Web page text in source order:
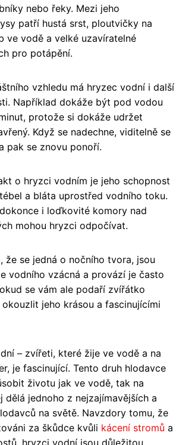
nebo řeky. Mezi jeho
patří hustá srst, ploutvičky na
ve vodě a velké uzavíratelné
pro potápění.
vzhledu má hryzec vodní i další
Například dokáže být pod vodou
protože si dokáže udržet
Když se nadechne, viditelně se
pak se znovu ponoří.
o hryzci vodním je jeho schopnost
a bláta uprostřed vodního toku.
i loďkovité komory nad
mohou hryzci odpočívat.
že se jedná o nočního tvora, jsou
vodního vzácná a provází je často
se vám ale podaří zvířátko
jeho krásou a fascinujícími
– zvířeti, které žije ve vodě a na
je fascinující. Tento druh hlodavce
životu jak ve vodě, tak na
dělá jednoho z nejzajímavějších a
na světě. Navzdory tomu, že
za škůdce kvůli kácení stromů a
hryzci vodní jsou důležitou